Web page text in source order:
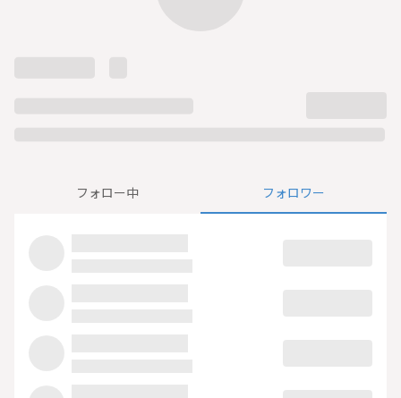
フォロー中 フォロワー